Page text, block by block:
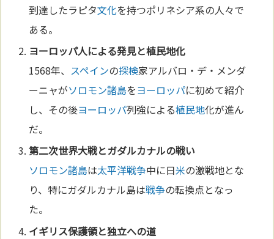
到達したラピタ文化を持つポリネシア系の人々で
ある。
ヨーロッパ人による発見と植民地化
1568年、 スペインの探検家アルバロ・デ・メンダ
ーニャがソロモン諸島をヨーロッパに初めて紹介
し、その後ヨーロッパ列強による植民地化が進ん
だ。
第二次世界大戦とガダルカナルの戦い
ソロモン諸島は太平洋戦争中に日米の激戦地とな
り、特にガダルカナル島は戦争の転換点となっ
た。
イギリス保護領と独立への道